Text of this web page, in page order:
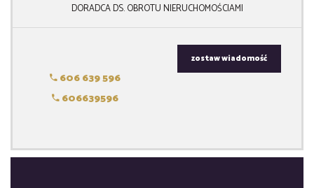
DORADCA DS. OBROTU NIERUCHOMOŚCIAMI
606 639 596
606639596
zostaw wiadomość